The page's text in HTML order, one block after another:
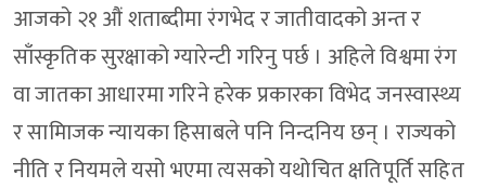
आजको २१ औं शताब्दीमा रंगभेद र जातीवादको अन्त र
साँस्कृतिक सुरक्षाको ग्यारेन्टी गरिनु पर्छ । अहिले विश्वमा रंग
वा जातका आधारमा गरिने हरेक प्रकारका विभेद जनस्वास्थ्य
र सामािजक न्यायका हिसाबले पनि निन्दनिय छन् । राज्यको
नीति र नियमले यसो भएमा त्यसको यथोचित क्षतिपूर्ति सहित